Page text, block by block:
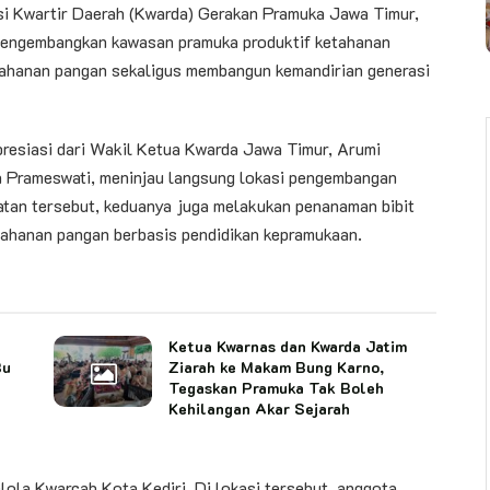
Daerah (Kwarda) Gerakan Pramuka Jawa Timur,
kawasan pramuka produktif ketahanan
pangan sekaligus membangun kemandirian generasi
dari Wakil Ketua Kwarda Jawa Timur, Arumi
meninjau langsung lokasi pengembangan
tersebut, keduanya juga melakukan penanaman bibit
pangan berbasis pendidikan kepramukaan.
Ketua Kwarnas dan Kwarda Jatim
Ziarah ke Makam Bung Karno,
Tegaskan Pramuka Tak Boleh
Kehilangan Akar Sejarah